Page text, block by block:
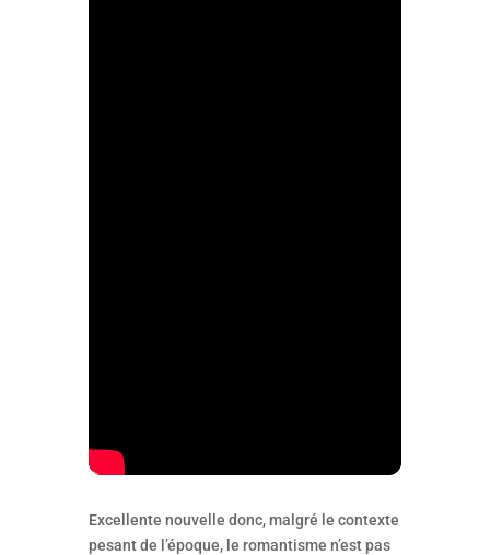
Excellente nouvelle donc, malgré le contexte
pesant de l’époque, le romantisme n’est pas